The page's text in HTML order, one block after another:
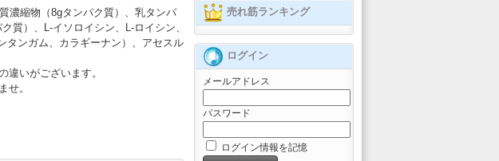
濃縮物（8gタンパク質）、乳タンパ
質）、L-イソロイシン、L-ロイシン、
タンガム、カラギーナン）、アセスル
いがございます。
せ。
売れ筋ランキング
ログイン
メールアドレス
パスワード
ログイン情報を記憶